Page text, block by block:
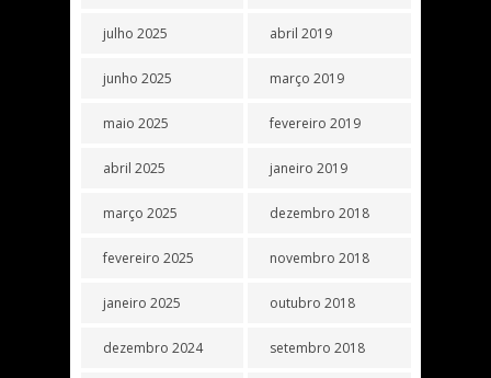
julho 2025
junho 2025
maio 2025
abril 2025
março 2025
fevereiro 2025
janeiro 2025
dezembro 2024
abril 2019
março 2019
fevereiro 2019
janeiro 2019
dezembro 2018
novembro 2018
outubro 2018
setembro 2018